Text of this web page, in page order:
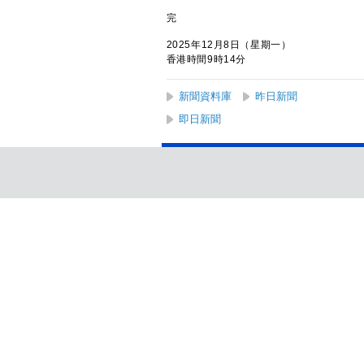
完
2025年12月8日（星期一）
香港時間9時14分
新聞資料庫 昨日新聞
即日新聞